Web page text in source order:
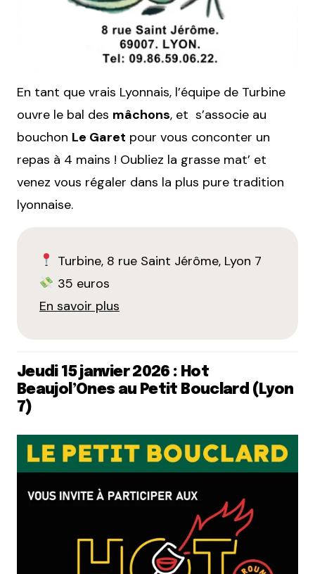
En tant que vrais Lyonnais, l’équipe de Turbine
ouvre le bal des mâchons, et s’associe au
bouchon Le Garet pour vous conconter un
repas à 4 mains ! Oubliez la grasse mat’ et
venez vous régaler dans la plus pure tradition
lyonnaise.
Turbine, 8 rue Saint Jérôme, Lyon 7
35 euros
En savoir plus
Jeudi 15 janvier 2026 : Hot
Beaujol’Ones au Petit Bouclard (Lyon
7)